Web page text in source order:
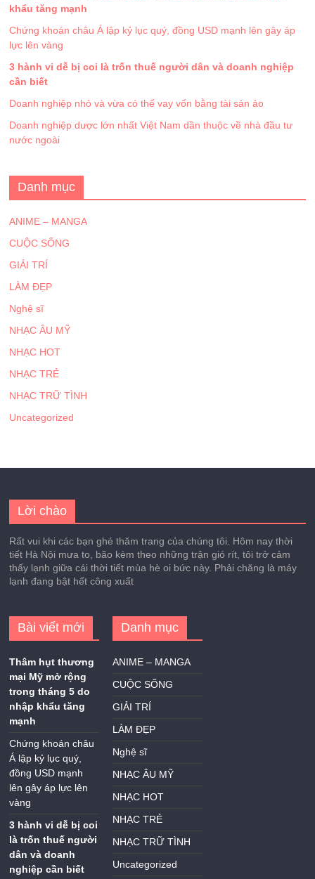
khẩu tăng mạnh
Chứng khoán châu Á lập kỷ lục quý, đồng USD mạnh lên gây áp
lực lên vàng
3 hành vi dễ bị coi là trốn thuế người dân và doanh nghiệp
cần biết
Doanh nghiệp nhỏ và vừa có thể vay vốn bằng tài sản ảo
Doanh nghiệp dược lớn nhất Việt Nam dần thuộc về nhà đầu tư
nước ngoài
Danh mục
ANIME – MANGA
CUỘC SỐNG
GIẢI TRÍ
LÀM ĐẸP
Nghệ sĩ
NHẠC ÂU MỸ
NHẠC HOT
NHẠC TRẺ
NHẠC TRỮ TÌNH
Uncategorized
Lời chào
Rất vui khi các bạn ghé thăm trang của chúng tôi. Hôm nay thời
tiết Hà Nội mưa to, bão kèm theo những trận gió rít, tôi trở cảm
thấy lạnh giữa cái thời tiết mùa hè oi bức này. Phải chăng là máy
lạnh đang bật hết công xuất
Bài viết mới
Thâm hụt thương
mại Mỹ mở rộng
trong tháng 5 do
nhập khẩu tăng
mạnh
Chứng khoán châu
Á lập kỷ lục quý,
đồng USD mạnh
lên gây áp lực lên
vàng
3 hành vi dễ bị coi
là trốn thuế người
dân và doanh
nghiệp cần biết
Danh mục
ANIME – MANGA
CUỘC SỐNG
GIẢI TRÍ
LÀM ĐẸP
Nghệ sĩ
NHẠC ÂU MỸ
NHẠC HOT
NHẠC TRẺ
NHẠC TRỮ TÌNH
Uncategorized